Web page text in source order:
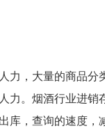
力，大量的商品分
力。 烟酒行业进销
，查询的速度，